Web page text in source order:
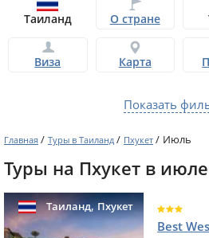
Таиланд О стране
Виза Карта
Показать
Главная / Туры в Таиланд / Пхукет / Июль
Туры на Пхукет в
Таиланд,Пхукет
Best